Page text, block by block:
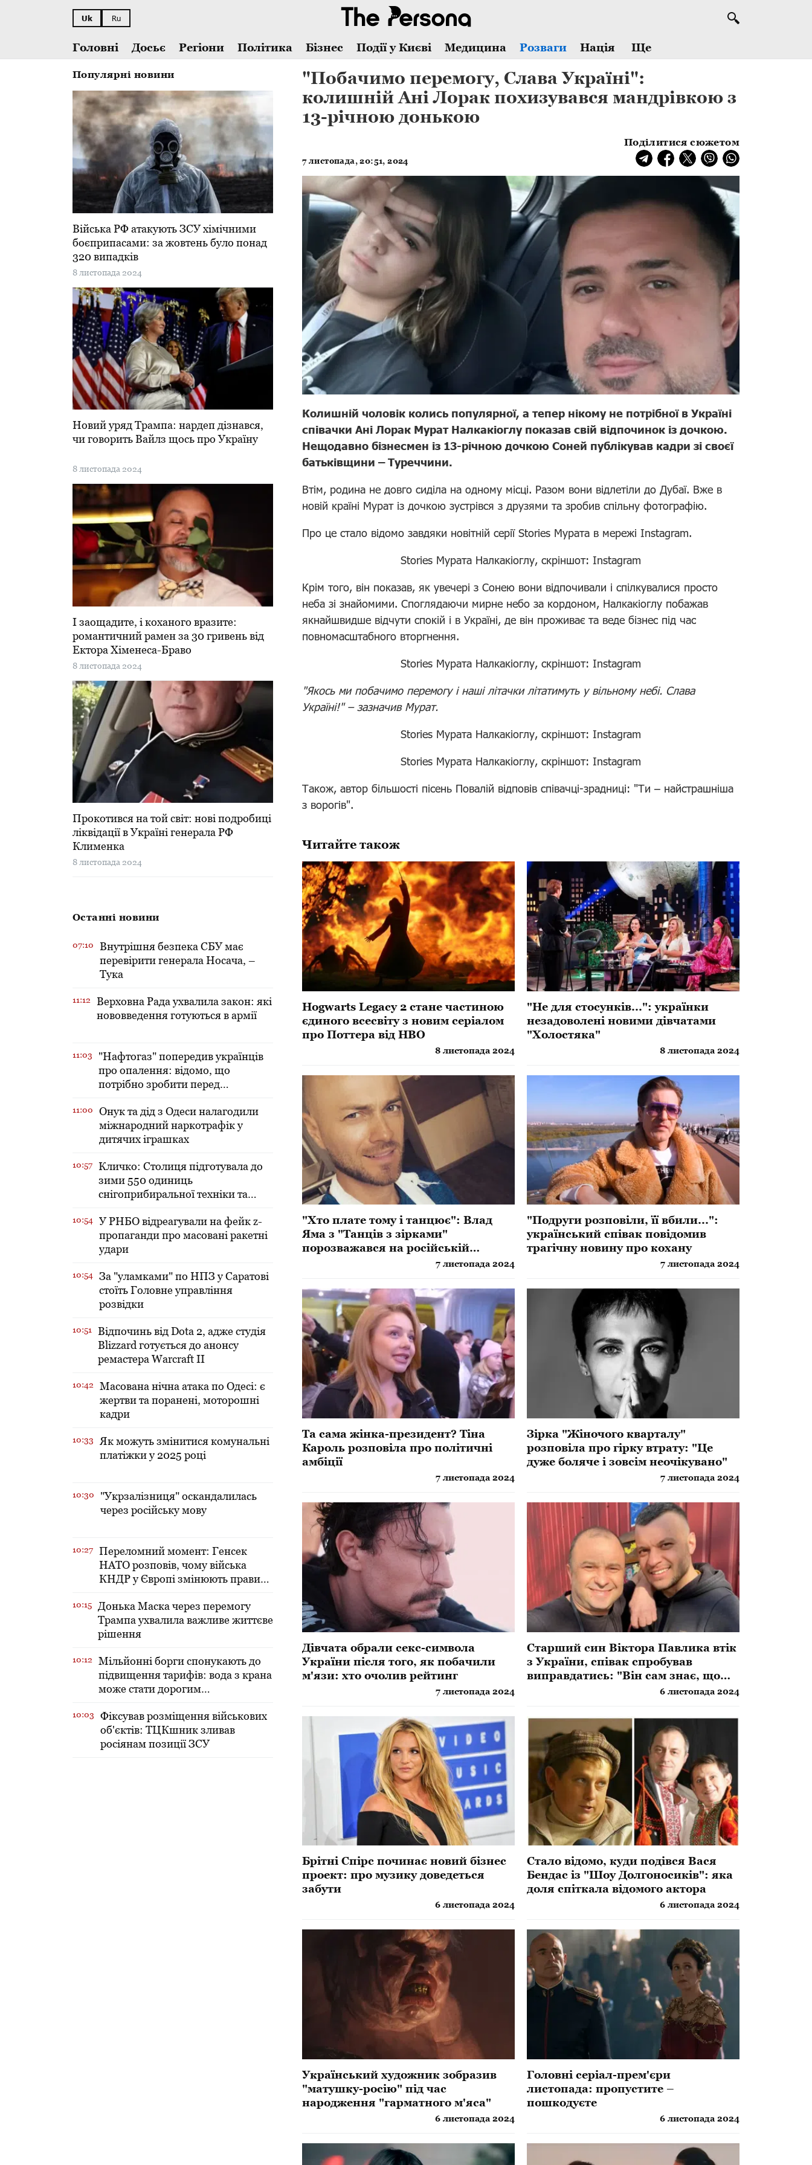
Головні Досьє Регіони Політика Бізнес Події у Києві Медицина Розваги Нація Ще
Uk Ru
Популярні новини
​Війська РФ атакують ЗСУ хімічними
боєприпасами: за жовтень було понад
320 випадків
8 листопада 2024
Новий уряд Трампа: нардеп дізнався,
чи говорить Вайлз щось про Україну
8 листопада 2024
І заощадите, і коханого вразите:
романтичний рамен за 30 гривень від
Ектора Хіменеса-Браво
8 листопада 2024
Прокотився на той світ: нові подробиці
ліквідації в Україні генерала РФ
Клименка
8 листопада 2024
Останні новини
07:10
Внутрішня безпека СБУ має
перевірити генерала Носача, –
Тука
11:12
Верховна Рада ухвалила закон: які
нововведення готуються в армії
11:03
"Нафтогаз" попередив українців
про опалення: відомо, що
потрібно зробити перед
11:00
​Онук та дід з Одеси налагодили
міжнародний наркотрафік у
дитячих іграшках
10:57
Кличко: Столиця підготувала до
зими 550 одиниць
снігоприбиральної техніки та
10:54
У РНБО відреагували на фейк z-
пропаганди про масовані ракетні
удари
10:54
За "уламками" по НПЗ у Саратові
стоїть Головне управління
розвідки
10:51
Відпочинь від Dota 2, адже студія
Blizzard готується до анонсу
ремастера Warcraft II
10:42
Масована нічна атака по Одесі: є
жертви та поранені, моторошні
кадри
10:33
Як можуть змінитися комунальні
платіжки у 2025 році
10:30
"Укрзалізниця" оскандалилась
через російську мову
10:27
Переломний момент: Генсек
НАТО розповів, чому війська
КНДР у Європі змінюють правила
10:15
Донька Маска через перемогу
Трампа ухвалила важливе життєве
рішення
10:12
Мільйонні борги спонукають до
підвищення тарифів: вода з крана
може стати дорогим
10:03
Фіксував розміщення військових
об'єктів: ТЦКшник зливав
росіянам позиції ЗСУ
"Побачимо перемогу, Слава Україні":
колишній Ані Лорак похизувався мандрівкою з
13-річною донькою
Поділитися сюжетом
7 листопада, 20:51, 2024
Колишній чоловік колись популярної, а тепер нікому не потрібної в Україні
співачки Ані Лорак Мурат Налкакіоглу показав свій відпочинок із дочкою.
Нещодавно бізнесмен із 13-річною дочкою Соней публікував кадри зі своєї
батьківщини – Туреччини.
Втім, родина не довго сиділа на одному місці. Разом вони відлетіли до Дубаї. Вже в
новій країні Мурат із дочкою зустрівся з друзями та зробив спільну фотографію.
Про це стало відомо завдяки новітній серії Stories Мурата в мережі Instagram.
Stories Мурата Налкакіоглу, скріншот: Instagram
Крім того, він показав, як увечері з Сонею вони відпочивали і спілкувалися просто
неба зі знайомими. Споглядаючи мирне небо за кордоном, Налкакіоглу побажав
якнайшвидше відчути спокій і в Україні, де він проживає та веде бізнес під час
повномасштабного вторгнення.
Stories Мурата Налкакіоглу, скріншот: Instagram
"Якось ми побачимо перемогу і наші літачки літатимуть у вільному небі. Слава
Україні!" – зазначив Мурат.
Stories Мурата Налкакіоглу, скріншот: Instagram
Stories Мурата Налкакіоглу, скріншот: Instagram
Також, автор більшості пісень Повалій відповів співачці-зрадниці: "Ти – найстрашніша
з ворогів".
Читайте також
Hogwarts Legacy 2 стане частиною
єдиного всесвіту з новим серіалом
про Поттера від HBO
8 листопада 2024
"Не для стосунків...": українки
незадоволені новими дівчатами
"Холостяка"
8 листопада 2024
"Хто плате тому і танцює": Влад
Яма з "Танців з зірками"
порозважався на російській
вечірці, українці не змовчали
7 листопада 2024
"Подруги розповіли, її вбили...":
український співак повідомив
трагічну новину про кохану
7 листопада 2024
Та сама жінка-президент? Тіна
Кароль розповіла про політичні
амбіції
7 листопада 2024
Зірка "Жіночого кварталу"
розповіла про гірку втрату: "Це
дуже боляче і зовсім неочікувано"
7 листопада 2024
Дівчата обрали секс-символа
України після того, як побачили
м'язи: хто очолив рейтинг
7 листопада 2024
Старший син Віктора Павлика втік
з України, співак спробував
виправдатись: "Він сам знає, що
6 листопада 2024
Брітні Спірс починає новий бізнес
проект: про музику доведеться
забути
6 листопада 2024
Стало відомо, куди подівся Вася
Бендас із "Шоу Долгоносиків": яка
доля спіткала відомого актора
6 листопада 2024
Український художник зобразив
"матушку-росію" під час
народження "гарматного м'яса"
6 листопада 2024
Головні серіал-прем'єри
листопада: пропустите –
пошкодуєте
6 листопада 2024